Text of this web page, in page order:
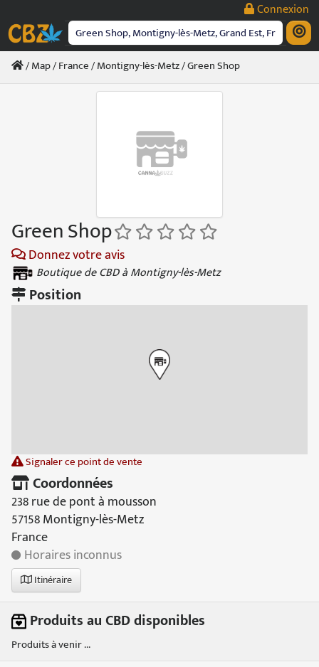
contenu
Connexion
/Map/France/Montigny-lès-Metz/ Green Shop
Green Shop
Donnez votre avis
Boutique de CBD à Montigny-lès-Metz
Position
Signaler ce point de vente
Coordonnées
238 rue de pont à mousson
57158 Montigny-lès-Metz
France
Horaires inconnus
Itinéraire
Produits au CBD disponibles
Produits à venir ...